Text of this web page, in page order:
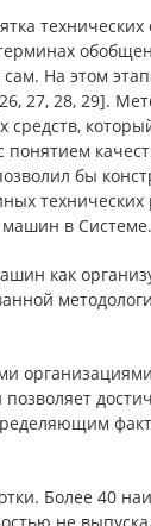
технических
На этом
27, 28, 29].
средств,
понятием
бы
в Системе.
как
Более 40